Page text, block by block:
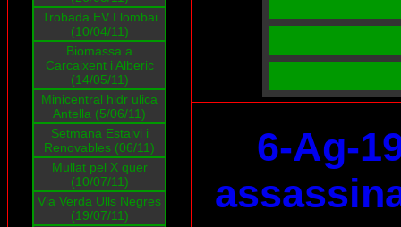
Trobada EV Llombai
(10/04/11)
Biomassa a
Carcaixent i Alberic
(14/05/11)
Minicentral hidr ulica
Antella (5/06/11)
Setmana Estalvi i
Renovables (06/11)
Mullat pel X quer
(10/07/11)
Via Verda Ulls Negres
(19/07/11)
6-Ag-